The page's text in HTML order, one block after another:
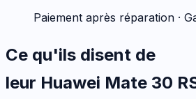
Paiement après réparation ·
Ce qu'ils disent de
leur Huawei Mate 30